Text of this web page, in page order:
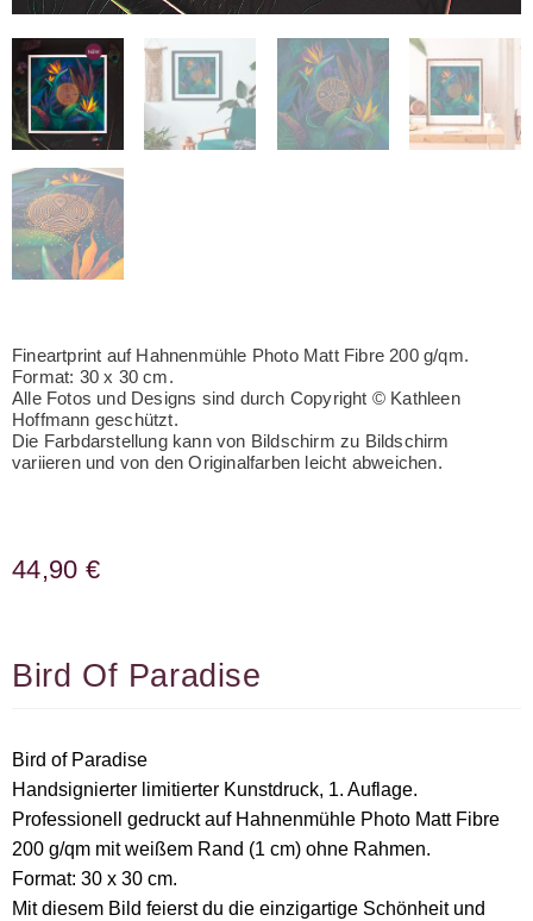
Fineartprint auf Hahnenmühle Photo Matt Fibre 200 g/qm.
Format: 30 x 30 cm.
Alle Fotos und Designs sind durch Copyright © Kathleen
Hoffmann geschützt.
Die Farbdarstellung kann von Bildschirm zu Bildschirm
variieren und von den Originalfarben leicht abweichen.
44,90 €
Bird Of Paradise
Bird of Paradise
Handsignierter limitierter Kunstdruck, 1. Auflage.
Professionell gedruckt auf Hahnenmühle Photo Matt Fibre
200 g/qm mit weißem Rand (1 cm) ohne Rahmen.
Format: 30 x 30 cm.
Mit diesem Bild feierst du die einzigartige Schönheit und